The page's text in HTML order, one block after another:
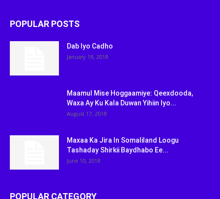
POPULAR POSTS
Dab Iyo Cadho
January 18, 2018
Maamul Mise Hoggaamiye: Qeexdooda,
Waxa Ay Ku Kala Duwan Yihiin Iyo...
August 17, 2018
Maxaa Ka Jira In Somaliland Loogu
Tashaday Shirkii Baydhabo Ee...
June 10, 2018
POPULAR CATEGORY